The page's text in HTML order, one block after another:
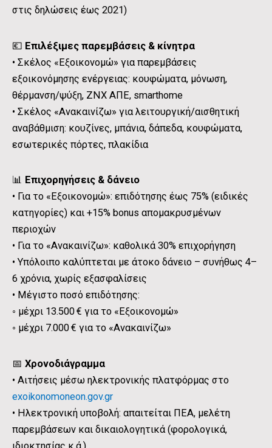
στις δηλώσεις έως 2021)
💶 Επιλέξιμες παρεμβάσεις & κίνητρα
• Σκέλος «Εξοικονομώ» για παρεμβάσεις
εξοικονόμησης ενέργειας: κουφώματα, μόνωση,
θέρμανση/ψύξη, ΖΝΧ ΑΠΕ, smarthome
• Σκέλος «Ανακαινίζω» για λειτουργική/αισθητική
αναβάθμιση: κουζίνες, μπάνια, δάπεδα, κουφώματα,
εσωτερικές πόρτες, πλακίδια
📊 Επιχορηγήσεις & δάνειο
• Για το «Εξοικονομώ»: επιδότησης έως 75% (ειδικές
κατηγορίες) και +15% bonus απομακρυσμένων
περιοχών
• Για το «Ανακαινίζω»: καθολικά 30% επιχορήγηση
• Υπόλοιπο καλύπτεται με άτοκο δάνειο – συνήθως 4–
6 χρόνια, χωρίς εξασφαλίσεις
• Μέγιστο ποσό επιδότησης:
◦ μέχρι 13.500 € για το «Εξοικονομώ»
◦ μέχρι 7.000 € για το «Ανακαινίζω»
📅 Χρονοδιάγραμμα
• Αιτήσεις μέσω ηλεκτρονικής πλατφόρμας στο
exoikonomoneon.gov.gr
• Ηλεκτρονική υποβολή: απαιτείται ΠΕΑ, μελέτη
παρεμβάσεων και δικαιολογητικά (φορολογικά,
ιδιοκτησίας κ.ά.) .